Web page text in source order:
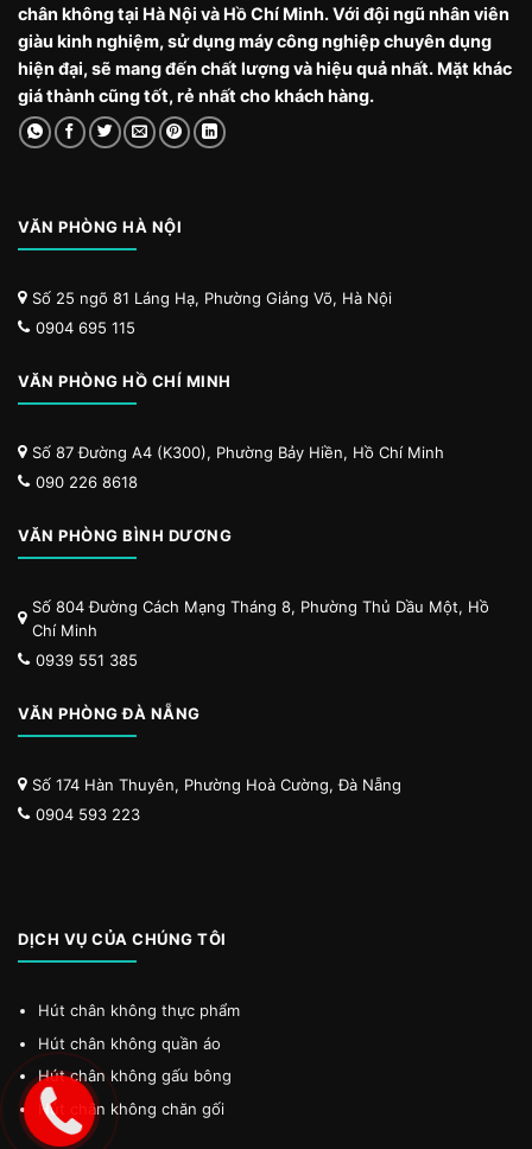
chân không tại Hà Nội và Hồ Chí Minh. Với đội ngũ nhân viên
giàu kinh nghiệm, sử dụng máy công nghiệp chuyên dụng
hiện đại, sẽ mang đến chất lượng và hiệu quả nhất. Mặt khác
giá thành cũng tốt, rẻ nhất cho khách hàng.
VĂN PHÒNG HÀ NỘI
Số 25 ngõ 81 Láng Hạ, Phường Giảng Võ, Hà Nội
0904 695 115
VĂN PHÒNG HỒ CHÍ MINH
Số 87 Đường A4 (K300), Phường Bảy Hiền, Hồ Chí Minh
090 226 8618
VĂN PHÒNG BÌNH DƯƠNG
Số 804 Đường Cách Mạng Tháng 8, Phường Thủ Dầu Một, Hồ
Chí Minh
0939 551 385
VĂN PHÒNG ĐÀ NẴNG
Số 174 Hàn Thuyên, Phường Hoà Cường, Đà Nẵng
0904 593 223
DỊCH VỤ CỦA CHÚNG TÔI
Hút chân không thực phẩm
Hút chân không quần áo
Hút chân không gấu bông
Hút chân không chăn gối